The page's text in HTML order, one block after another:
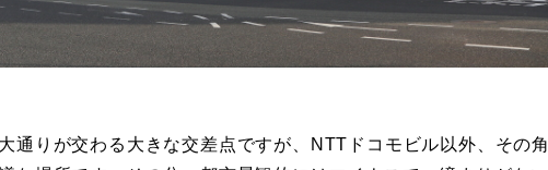
通りが交わる大きな交差点ですが、NTTドコモビル以外、その角